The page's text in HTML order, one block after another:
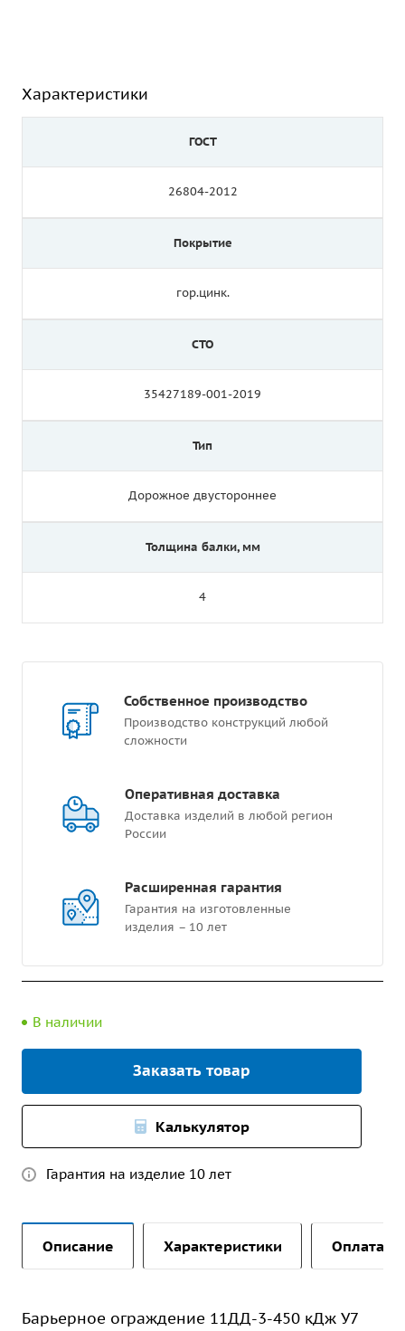
Характеристики
ГОСТ
26804-2012
Покрытие
гор.цинк.
СТО
35427189-001-2019
Тип
Дорожное двустороннее
Толщина балки, мм
4
Собственное производство
Производство конструкций любой
сложности
Оперативная доставка
Доставка изделий в любой регион
России
Расширенная гарантия
Гарантия на изготовленные
изделия – 10 лет
В наличии
Заказать товар
Калькулятор
Гарантия на изделие 10 лет
Описание Характеристики Оплата и
Барьерное ограждение 11ДД-3-450 кДж У7